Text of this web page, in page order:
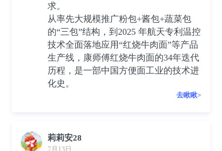
求。
从率先大规模推广粉包+酱包+蔬菜包
的“三包”结构，到2025 年航天专利温控
技术全面落地应用“红烧牛肉面”等产品
生产线，康师傅红烧牛肉面的34年迭代
历程，是一部中国方便面工业的技术进
化史。
去瞅瞅>
莉莉安28
7月13日